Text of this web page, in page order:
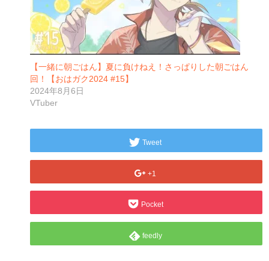
【一緒に朝ごはん】夏に負けねえ！さっぱりした朝ごはん
回！【おはガク2024 #15】
2024年8月6日
VTuber
Tweet
+1
Pocket
feedly